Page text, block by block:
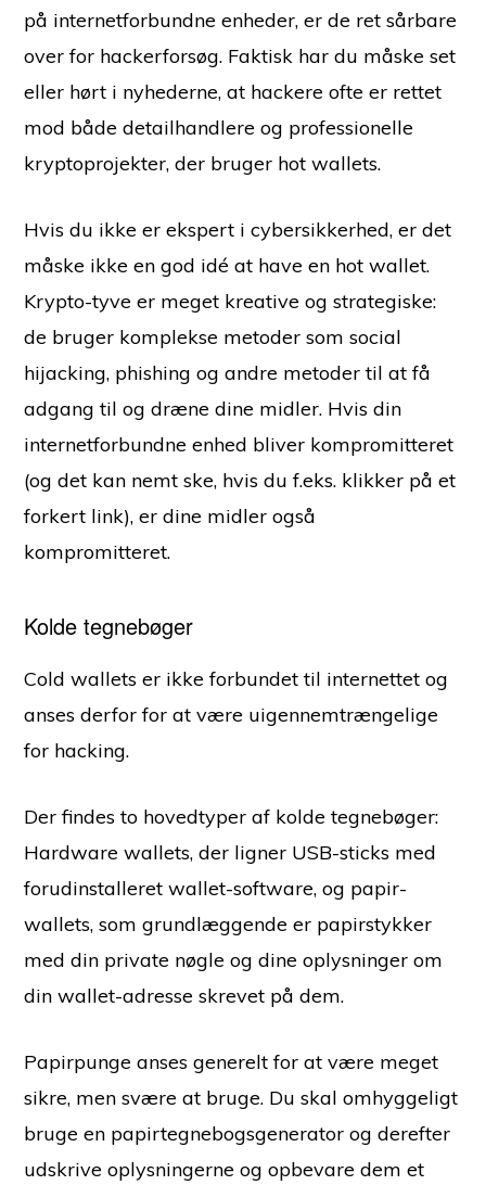
på internetforbundne enheder, er de ret sårbare
over for hackerforsøg. Faktisk har du måske set
eller hørt i nyhederne, at hackere ofte er rettet
mod både detailhandlere og professionelle
kryptoprojekter, der bruger hot wallets.
Hvis du ikke er ekspert i cybersikkerhed, er det
måske ikke en god idé at have en hot wallet.
Krypto-tyve er meget kreative og strategiske:
de bruger komplekse metoder som social
hijacking, phishing og andre metoder til at få
adgang til og dræne dine midler. Hvis din
internetforbundne enhed bliver kompromitteret
(og det kan nemt ske, hvis du f.eks. klikker på et
forkert link), er dine midler også
kompromitteret.
Kolde tegnebøger
Cold wallets er ikke forbundet til internettet og
anses derfor for at være uigennemtrængelige
for hacking.
Der findes to hovedtyper af kolde tegnebøger:
Hardware wallets, der ligner USB-sticks med
forudinstalleret wallet-software, og papir-
wallets, som grundlæggende er papirstykker
med din private nøgle og dine oplysninger om
din wallet-adresse skrevet på dem.
Papirpunge anses generelt for at være meget
sikre, men svære at bruge. Du skal omhyggeligt
bruge en papirtegnebogsgenerator og derefter
udskrive oplysningerne og opbevare dem et